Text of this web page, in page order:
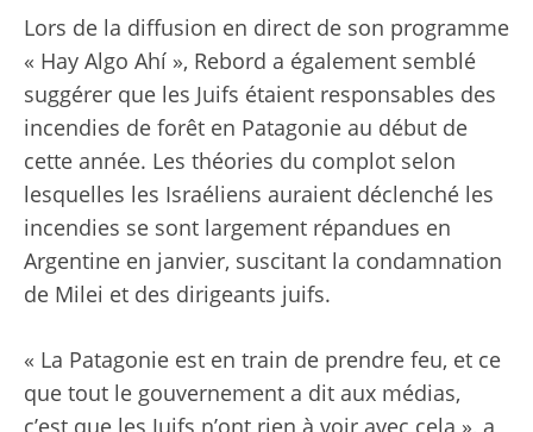
Lors de la diffusion en direct de son programme
« Hay Algo Ahí », Rebord a également semblé
suggérer que les Juifs étaient responsables des
incendies de forêt en Patagonie au début de
cette année. Les théories du complot selon
lesquelles les Israéliens auraient déclenché les
incendies se sont largement répandues en
Argentine en janvier, suscitant la condamnation
de Milei et des dirigeants juifs.
« La Patagonie est en train de prendre feu, et ce
que tout le gouvernement a dit aux médias,